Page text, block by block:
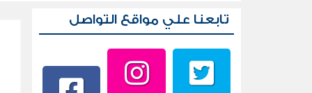
تابعنا علي مواقع التواصل